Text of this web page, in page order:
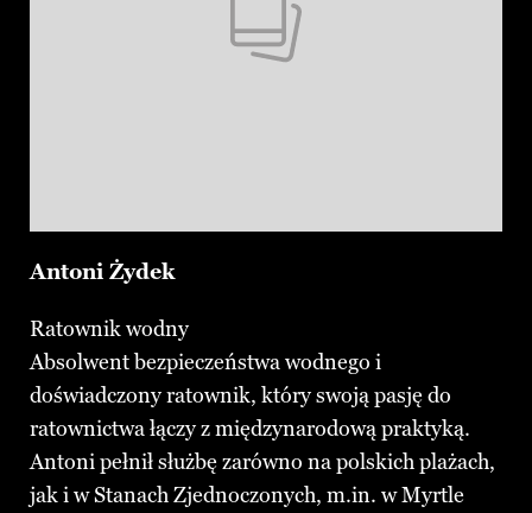
Antoni Żydek
Ratownik wodny
Absolwent bezpieczeństwa wodnego i
doświadczony ratownik, który swoją pasję do
ratownictwa łączy z międzynarodową praktyką.
Antoni pełnił służbę zarówno na polskich plażach,
jak i w Stanach Zjednoczonych, m.in. w Myrtle